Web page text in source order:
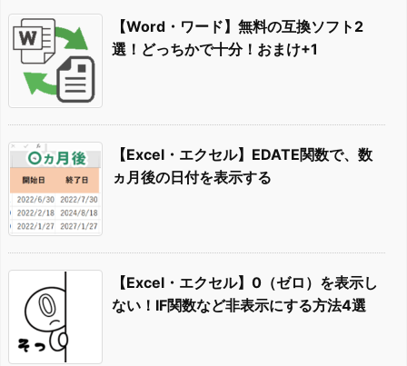
【Word・ワード】無料の互換ソフト2
選！どっちかで十分！おまけ+1
【Excel・エクセル】EDATE関数で、数
ヵ月後の日付を表示する
【Excel・エクセル】0（ゼロ）を表示し
ない！IF関数など非表示にする方法4選